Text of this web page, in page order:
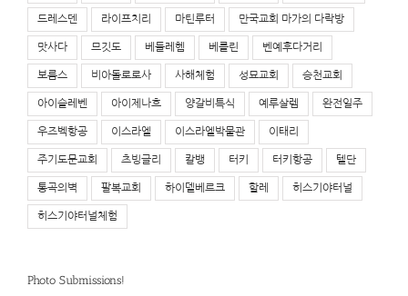
드레스덴 라이프치리 마틴루터 만국교회 마가의 다락방
맛사다 므깃도 베들레헴 베를린 벤예후다거리
보름스 비아돌로로사 사해체험 성묘교회 승천교회
아이슬레벤 아이제나흐 양갈비특식 예루살렘 완전일주
우즈벡항공 이스라엘 이스라엘박물관 이태리
주기도문교회 츠빙글리 칼뱅 터키 터키항공 텔단
통곡의벽 팔복교회 하이델베르크 할레 히스기야터널
히스기야터널체험
Photo Submissions!